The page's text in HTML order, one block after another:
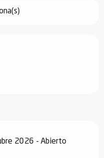
2026 - Abierto